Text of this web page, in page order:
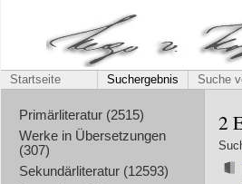
Startseite Suchergebnis Suche
Primärliteratur (2515)
Werke in Übersetzungen
(307)
Sekundärliteratur (12593)
2